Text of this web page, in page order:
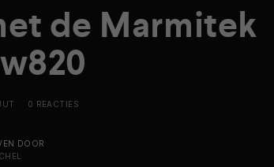
de Marmitek
0 REACTIES
DOOR